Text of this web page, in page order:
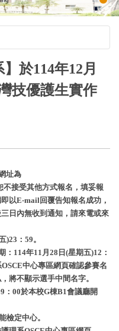
於114年12月
技優護生實作
址為
不接受其他方式報名，填妥報
以E-mail回覆告知報名成功，
日內無收到通知，請來電或來
)23：59。
114年11月28日(星期五)12：
中心專區網頁確認參賽名
將不顯示選手中間名字。
：00於本校G棟B1會議廳開
檢定中心。